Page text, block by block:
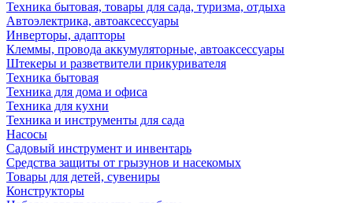
Техника бытовая, товары для сада, туризма, отдыха
Автоэлектрика, автоаксессуары
Инверторы, адапторы
Клеммы, провода аккумуляторные, автоаксессуары
Штекеры и разветвители прикуривателя
Техника бытовая
Техника для дома и офиса
Техника для кухни
Техника и инструменты для сада
Насосы
Садовый инструмент и инвентарь
Средства защиты от грызунов и насекомых
Товары для детей, сувениры
Конструкторы